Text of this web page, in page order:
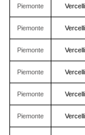
Piemonte Vercelli
Piemonte Vercelli
Piemonte Vercelli
Piemonte Vercelli
Piemonte Vercelli
Piemonte Vercelli